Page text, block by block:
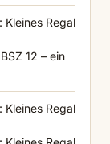
Regal
12 – ein
Regal